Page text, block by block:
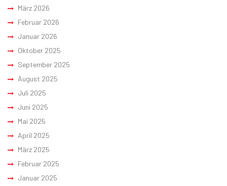
März 2026
Februar 2026
Januar 2026
Oktober 2025
September 2025
August 2025
Juli 2025
Juni 2025
Mai 2025
April 2025
März 2025
Februar 2025
Januar 2025